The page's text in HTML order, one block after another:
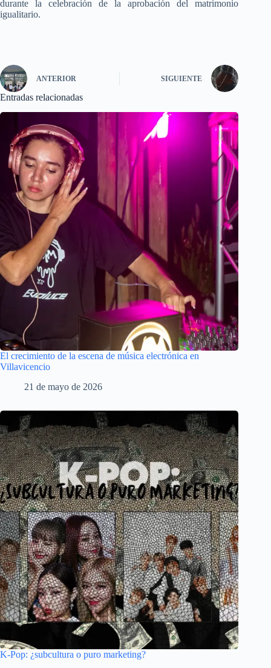
durante la celebración de la aprobación del matrimonio
igualitario.
ANTERIOR SIGUIENTE
Entradas relacionadas
El crecimiento de la escena de música electrónica en
Villavicencio
21 de mayo de 2026
K-Pop: ¿subcultura o puro marketing?